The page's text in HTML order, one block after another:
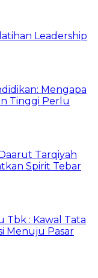
Leadership
Mengapa
Tinggi Perlu
Tarqiyah
Spirit Tebar
Tbk : Kawal Tata
Menuju Pasar